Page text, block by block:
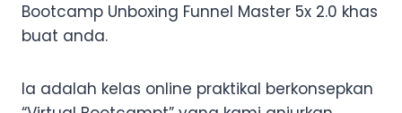
Bootcamp Unboxing Funnel Master 5x 2.0 khas
buat anda.
Ia adalah kelas online praktikal berkonsepkan